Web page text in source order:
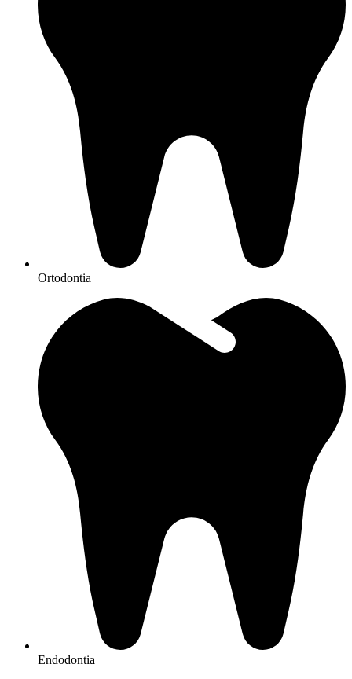
Ortodontia
Endodontia